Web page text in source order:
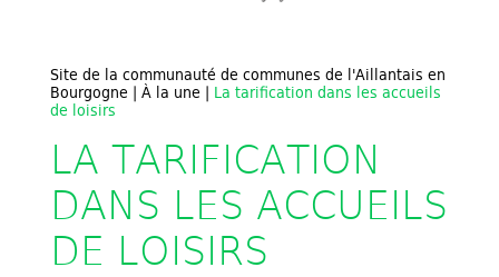
Site de la communauté de communes de l'Aillantais en
Bourgogne | À la une | La tarification dans les accueils
de loisirs
LA TARIFICATION
DANS LES ACCUEILS
DE LOISIRS